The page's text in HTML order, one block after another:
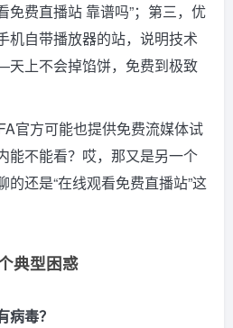
免费直播站 靠谱吗”；第三，优
机自带播放器的站，说明技术
上不会掉馅饼，免费到极致
官方可能也提供免费流媒体试
能不能看？哎，那又是另一个
还是“在线观看免费直播站”这
典型困惑
病毒？